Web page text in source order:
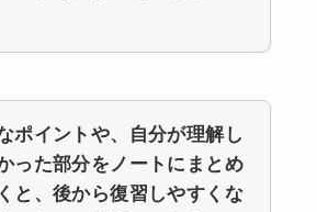
ポイントや、自分が理解し
った部分をノートにまとめ
と、後から復習しやすくな